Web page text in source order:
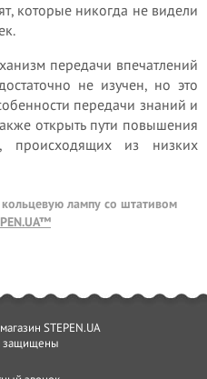
которые никогда не видели
передачи впечатлений
не изучен, но это
передачи знаний и
открыть пути повышения
происходящих из низких
лампу со штативом
STEPEN.UA
защищены